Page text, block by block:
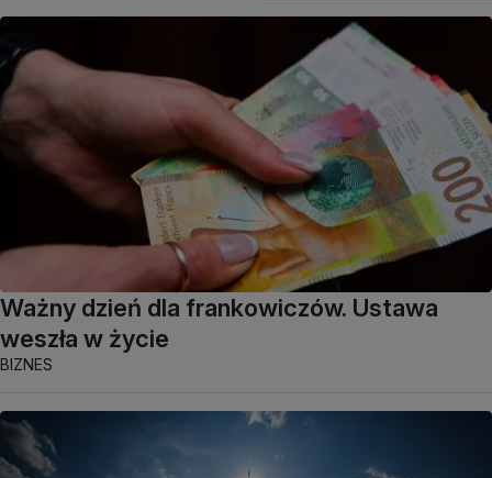
Ważny dzień dla frankowiczów. Ustawa
weszła w życie
BIZNES